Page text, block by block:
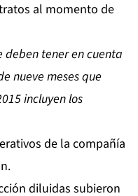
al momento de
deben tener en cuenta
nueve meses que
incluyen los
de la compañía
diluidas subieron